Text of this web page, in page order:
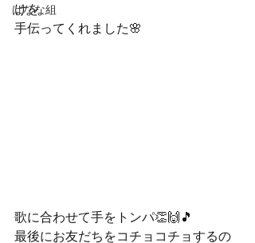
ばなな組
けを
手伝ってくれました🌸
歌に合わせて手をトンパ👏🙌🎵
最後にお友だちをコチョコチョするの